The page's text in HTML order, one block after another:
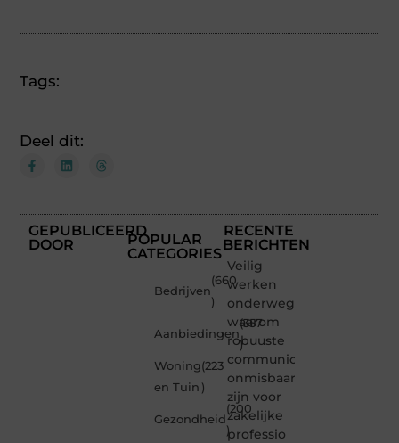
Tags:
Deel dit:
GEPUBLICEERD
DOOR
POPULAR
CATEGORIES
Bedrijven
(660
)
Aanbiedingen
(357
)
Woning
en Tuin
(223
)
Gezondheid
(200
)
RECENTE
BERICHTEN
Veilig
werken
onderweg:
waarom
robuuste
communicatiemiddelen
onmisbaar
zijn voor
zakelijke
professio